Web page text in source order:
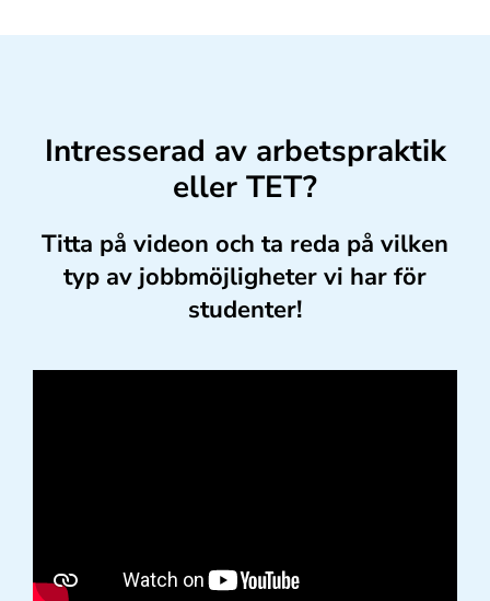
Intresserad av arbetspraktik
eller TET?
Titta på videon och ta reda på vilken
typ av jobbmöjligheter vi har för
studenter!